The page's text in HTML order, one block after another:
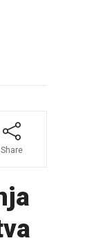
Share